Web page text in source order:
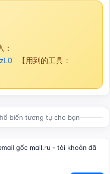
：
【用到的工具：
biến tương tự cho bạn
gốc mail.ru - tài khoản đã